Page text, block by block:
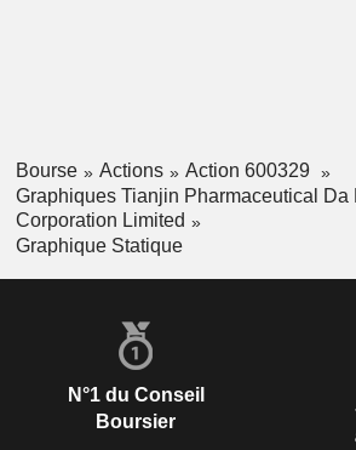
Bourse Actions
Action 600329
Graphiques Tianjin Pharmaceutical Da
Corporation Limited
Graphique Statique
N°1 du Conseil
Boursier